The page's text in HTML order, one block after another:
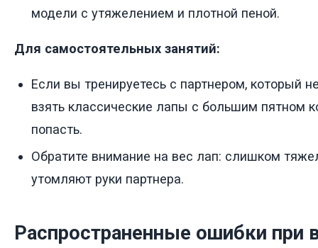
модели с утяжелением и плотной пеной.
Для самостоятельных занятий:
Если вы тренируетесь с партнером, который
взять классические лапы с большим пятном
попасть.
Обратите внимание на вес лап: слишком
утомляют руки партнера.
Распространенные ошибки при